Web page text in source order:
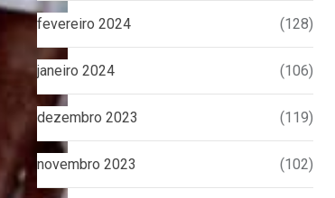
fevereiro 2024 (128)
janeiro 2024 (106)
dezembro 2023 (119)
novembro 2023 (102)